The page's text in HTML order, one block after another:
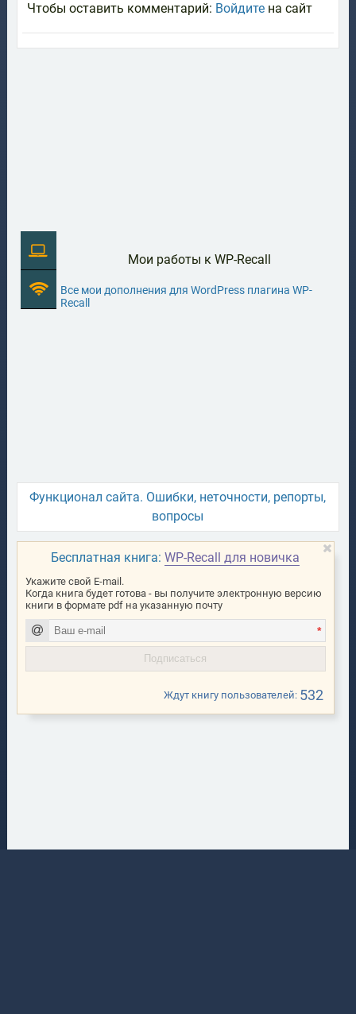
Мои работы к WP-Recall
Все мои дополнения для WordPress плагина WP-
Recall
Чтобы оставить комментарий: Войдитена сайт
Функционал сайта. Ошибки, неточности, репорты,
вопросы
Бесплатная книга:WP-Recall для новичка
Укажите свой E-mail.
Когда книга будет готова - вы получите электронную версию
книги в формате pdf на указанную почту
*
Ждут книгу пользователей: 532